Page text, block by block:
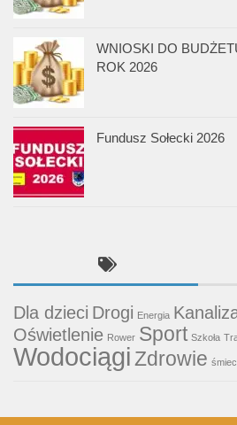
WNIOSKI DO
ROK 2026
Fundusz Sołecki 2026
Dla dzieci Drogi Energia
Oświetlenie Rower Sport Szkoła
WodociągiZdrowie